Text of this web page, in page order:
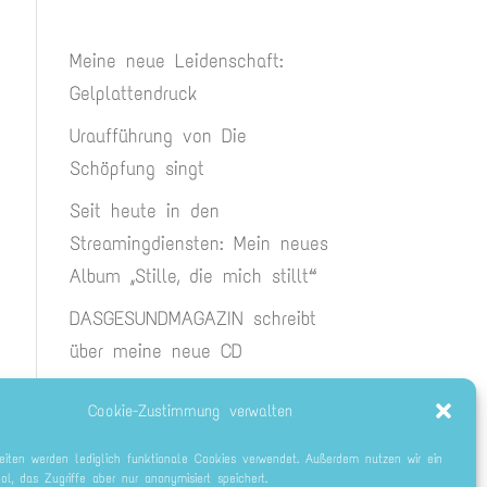
Cookie-Zustimmung verwalten
werden lediglich funktionale Cookies verwendet. Außerdem nutzen wir ein
das Zugriffe aber nur anonymisiert speichert.
Meine neue Leidenschaft:
Gelplattendruck
Uraufführung von Die
Schöpfung singt
Seit heute in den
Streamingdiensten: Mein neues
Album „Stille, die mich stillt“
DASGESUNDMAGAZIN schreibt
über meine neue CD